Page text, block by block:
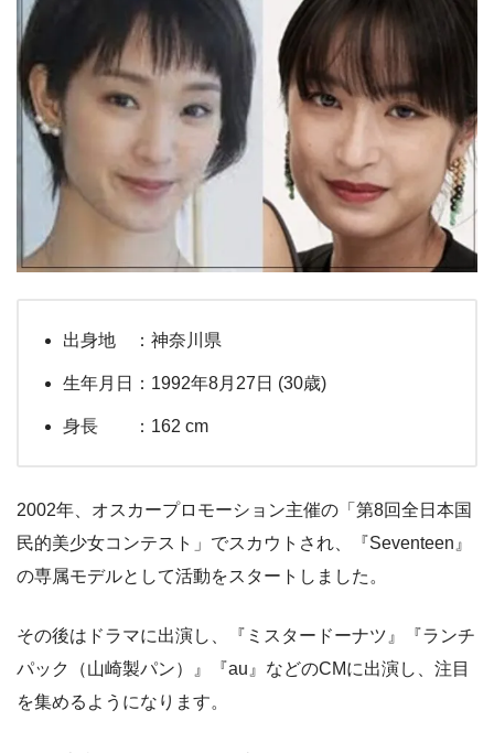
出身地 ：神奈川県
生年月日：1992年8月27日 (30歳)
身長 ：162 cm
2002年、オスカープロモーション主催の「第8回全日本国
民的美少女コンテスト」でスカウトされ、『Seventeen』
の専属モデルとして活動をスタートしました。
その後はドラマに出演し、『ミスタードーナツ』『ランチ
パック（山崎製パン）』『au』などのCMに出演し、注目
を集めるようになります。